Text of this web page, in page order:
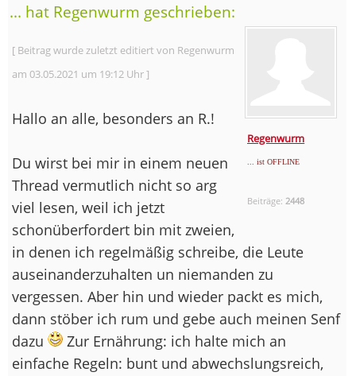
... hat Regenwurm geschrieben:
Regenwurm
... ist OFFLINE
Beiträge: 2448
[ Beitrag wurde zuletzt editiert von Regenwurm
am 03.05.2021 um 19:12 Uhr ]
Hallo an alle, besonders an R.!
Du wirst bei mir in einem neuen
Thread vermutlich nicht so arg
viel lesen, weil ich jetzt
schonüberfordert bin mit zweien,
in denen ich regelmäßig schreibe, die Leute
auseinanderzuhalten un niemanden zu
vergessen. Aber hin und wieder packt es mich,
dann stöber ich rum und gebe auch meinen Senf
dazu
Zur Ernährung: ich halte mich an
einfache Regeln: bunt und abwechslungsreich,